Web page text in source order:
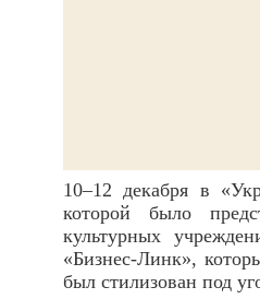
10–12 декабря в
которой было
культурных
«Бизнес-Линк»,
был стилизован под